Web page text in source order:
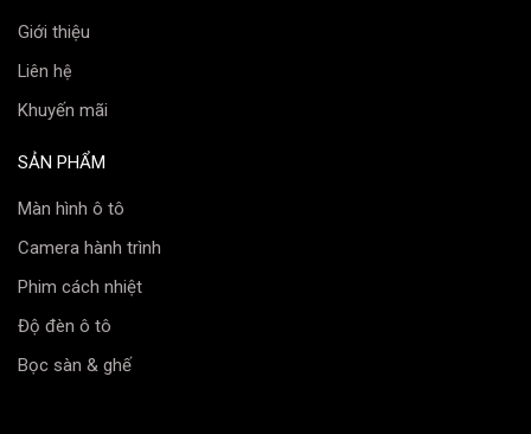
nẻ cho taplo, ghế da ô tô. Phim cách nhiệt 3M Ceramic
NR phản xạ nhiệt chặn đến 99% tia UV – một chỉ số ấn
tượng giúp bảo vệ toàn diện cho những người thân yêu
Giới thiệu
Liên hệ
Khuyến mãi
SẢN PHẨM
Màn hình ô tô
Camera hành trình
Phim cách nhiệt
Độ đèn ô tô
Bọc sàn & ghế